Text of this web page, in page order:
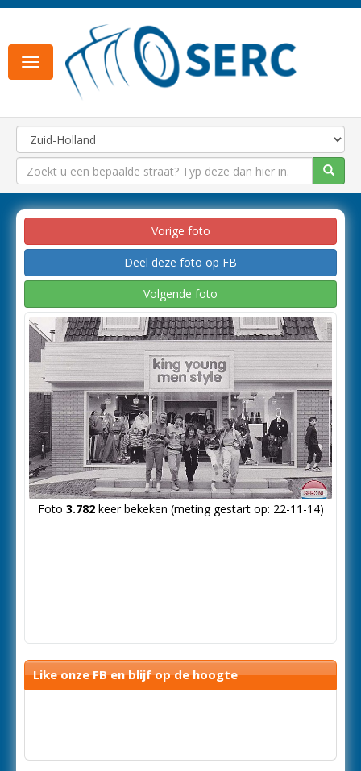
Toggle
navigation
Vorige foto
Deel deze foto op FB
Volgende foto
Foto 3.782keer bekeken (meting gestart op: 22-11-14)
Like onze FB en blijf op de hoogte